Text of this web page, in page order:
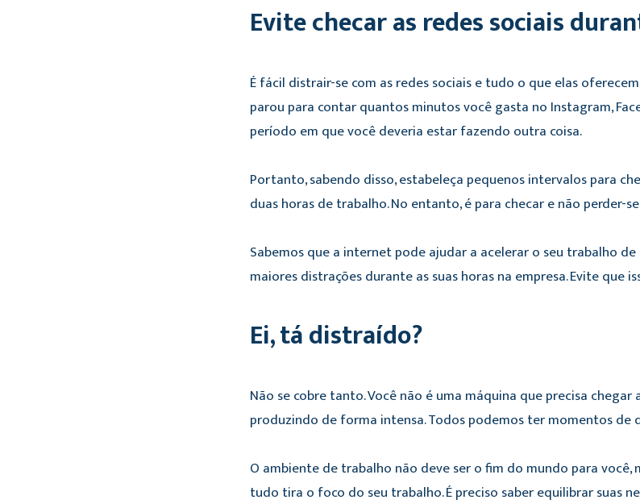
Evite checar as redes sociais
É fácil distrair-se com as redes sociais e tudo o que elas
parou para contar quantos minutos você gasta no Instagram,
período em que você deveria estar fazendo outra coisa.
Portanto, sabendo disso, estabeleça pequenos intervalos para
duas horas de trabalho. No entanto, é para checar e não perder-
Sabemos que a internet pode ajudar a acelerar o seu trabalho
maiores distrações durante as suas horas na empresa. Evite que
Ei, tá distraído?
Não se cobre tanto. Você não é uma máquina que precisa
produzindo de forma intensa. Todos podemos ter momentos de
O ambiente de trabalho não deve ser o fim do mundo para
tudo tira o foco do seu trabalho. É preciso saber equilibrar suas